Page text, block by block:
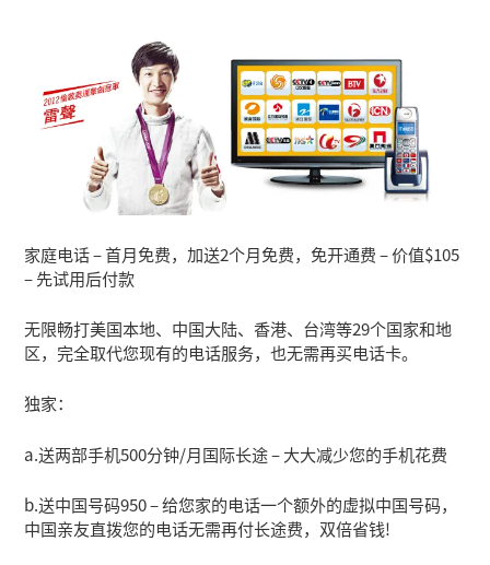
家庭电话 – 首月免费，加送2个月免费，免开通费 – 价值$105
– 先试用后付款
无限畅打美国本地、中国大陆、香港、台湾等29个国家和地
区，完全取代您现有的电话服务，也无需再买电话卡。
独家：
a.送两部手机500分钟/月国际长途 – 大大减少您的手机花费
b.送中国号码950 – 给您家的电话一个额外的虚拟中国号码，
中国亲友直拨您的电话无需再付长途费，双倍省钱!